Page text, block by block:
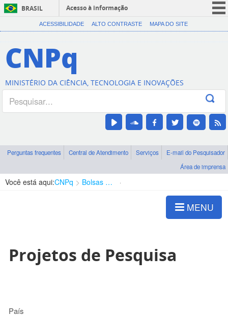
BRASIL
Acesso à informação
CORONAVÍRUS (COVID-19)
Canais
ACESSIBILIDADE ALTO CONTRASTE MAPA DO SITE
CNPq
MINISTÉRIO DA CIÊNCIA, TECNOLOGIA E INOVAÇÕES
Perguntas frequentes Central de Atendimento Serviços
E-mail do Pesquisador
Área de imprensa
Você está aqui:CNPq Bolsas e Auxílios Vigentes
MENU
Projetos de Pesquisa
País